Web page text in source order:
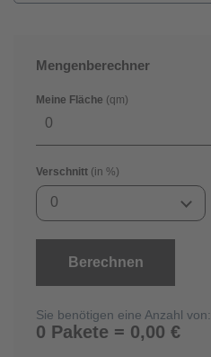
Mengenberechner
Meine Fläche (qm)
Verschnitt (in %)
0
Berechnen
Sie benötigen eine Anzahl von:
0 Pakete = 0,00 €